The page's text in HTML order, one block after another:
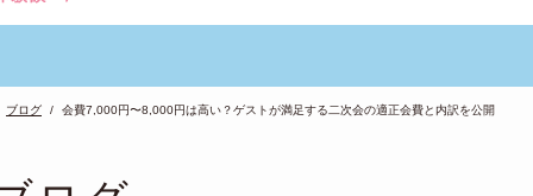
ブログ 会費7,000円〜8,000円は高い？ゲストが満足する二次会の適正会費と内訳を公開